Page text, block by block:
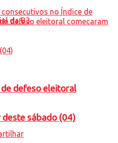
defeso eleitoral
deste sábado (04)